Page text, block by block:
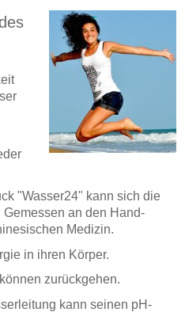
"Wasser24" kann sich die
an den Hand-
Medizin.
in ihren Körper.
zurückgehen.
kann seinen pH-